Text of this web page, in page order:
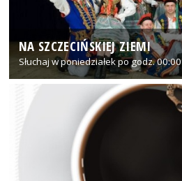
NA SZCZECIŃSKIEJ ZIEMI
Słuchaj w poniedziałek po godz. 00:00